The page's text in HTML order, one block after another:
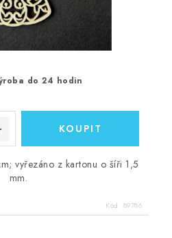
do 24 hodin
vyřezáno z kartonu o šíři 1,5
mm.
Kód: 89786